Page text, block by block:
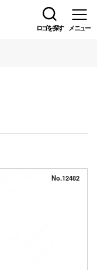
ロゴを探す メニュー
No.12482